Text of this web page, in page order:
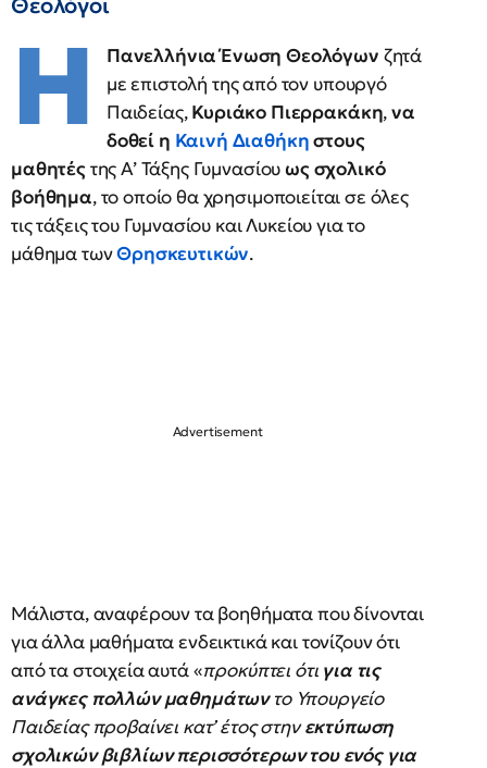
Η Πανελλήνια Ένωση Θεολόγων ζητά
με επιστολή της από τον υπουργό
Παιδείας,Κυριάκο Πιερρακάκη,να
δοθεί η Καινή Διαθήκηστους
μαθητέςτης Α’ Τάξης Γυμνασίουως σχολικό
βοήθημα, το οποίο θα χρησιμοποιείται σε όλες
τις τάξεις του Γυμνασίου και Λυκείου για το
μάθημα τωνΘρησκευτικών.
Μάλιστα, αναφέρουν τα βοηθήματα που δίνονται
για άλλα μαθήματα ενδεικτικά και τονίζουν ότι
από τα στοιχεία αυτά «προκύπτει ότι για τις
ανάγκες πολλών μαθημάτωντο Υπουργείο
Παιδείας προβαίνει κατ’ έτος στηνεκτύπωση
σχολικών βιβλίων περισσότερων του ενός για